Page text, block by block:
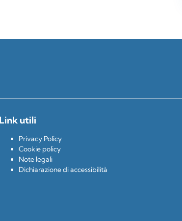
Link utili
Privacy Policy
Cookie policy
Note legali
Dichiarazione di accessibilità